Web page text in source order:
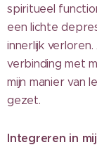
spiritueel
een lichte
innerlijk
verbinding met
mijn manier van
gezet.
Integreren in